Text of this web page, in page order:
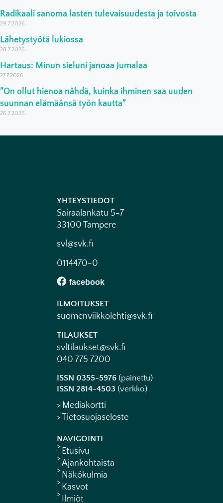
Radikaali sanoma lasten tulevaisuudesta ja toivosta
29.7.2026
Lähetystyötä lukiossa
28.7.2026
Hartaus: Minun sieluni janoaa Jumalaa
27.7.2026
”On ollut hienoa nähdä, kuinka ihminen saa uuden
suunnan elämäänsä työn kautta”
26.7.2026
YHTEYSTIEDOT
Sairaalankatu 5-7
33100 Tampere
svl@svk.fi
0114470-0
ILMOITUKSET
suomenviikkolehti@svk.fi
TILAUKSET
svltilaukset@svk.fi
040 775 7200
ISSN 0355-5976 (painettu)
ISSN 2814-4503 (verkko)
> Mediakortti
> Tietosuojaseloste
NAVIGOINTI
Etusivu
Ajankohtaista
Näkökulmia
Kasvot
Ilmiöt